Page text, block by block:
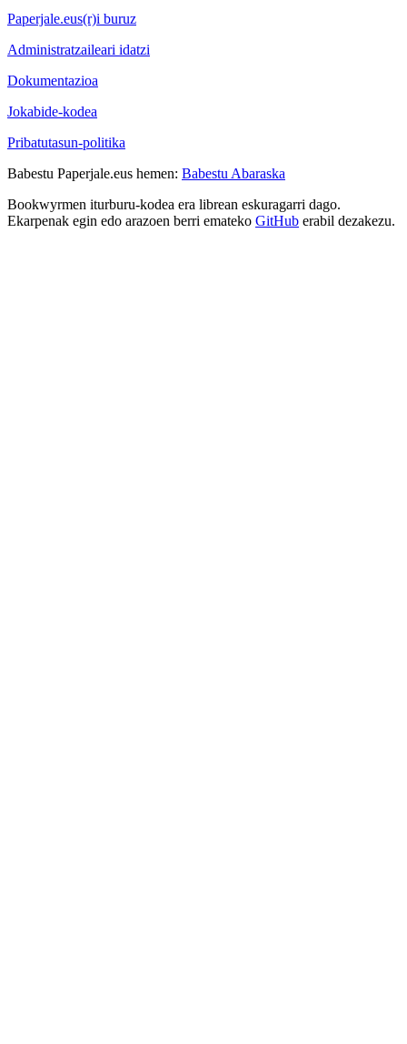
Paperjale.eus(r)i buruz
Administratzaileari idatzi
Dokumentazioa
Jokabide-kodea
Pribatutasun-politika
Babestu Paperjale.eus hemen: Babestu Abaraska
Bookwyrmen iturburu-kodea era librean eskuragarri dago.
Ekarpenak egin edo arazoen berri emateko GitHub erabil dezakezu.